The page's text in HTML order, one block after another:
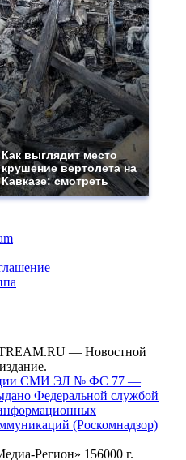
Как выглядит место
крушение вертолета на
Кавказе: смотреть
— Новостной
СМИ ЭЛ № ФС 77 —
Федеральной службой
(Роскомнадзор)
Регион» 156000 г.